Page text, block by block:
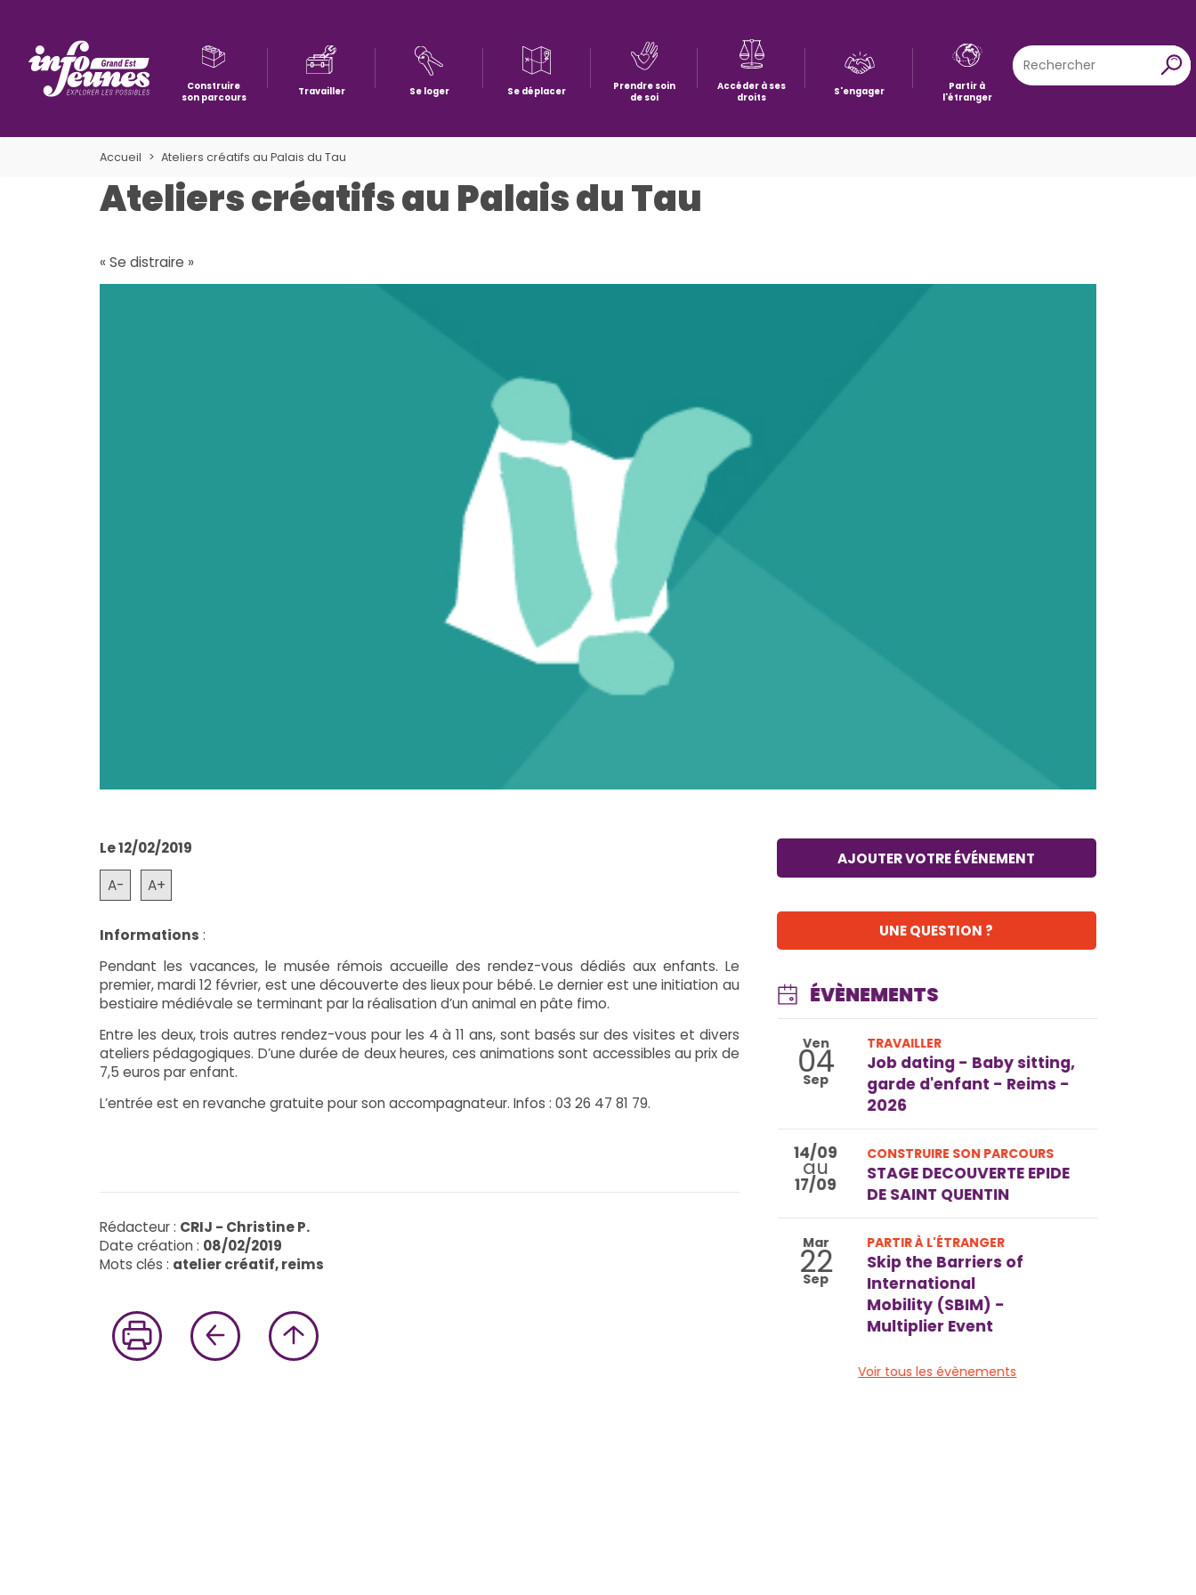
Construire
son parcours
Travailler Se loger Se déplacer
Prendre soin
de soi
Accéder à ses
droits
S'engager
Partir à
l'étranger
Rechercher
X
Accueil Ateliers créatifs au Palais du Tau
Ateliers créatifs au Palais du Tau
« Se distraire »
Le 12/02/2019
A-
A+
Informations :
Pendant les vacances, le musée rémois accueille des rendez-vous dédiés aux enfants. Le
premier, mardi 12 février, est une découverte des lieux pour bébé. Le dernier est une initiation au
bestiaire médiévale se terminant par la réalisation d’un animal en pâte fimo.
Entre les deux, trois autres rendez-vous pour les 4 à 11 ans, sont basés sur des visites et divers
ateliers pédagogiques. D’une durée de deux heures, ces animations sont accessibles au prix de
7,5 euros par enfant.
L’entrée est en revanche gratuite pour son accompagnateur. Infos : 03 26 47 81 79.
Rédacteur : CRIJ - Christine P.
Date création : 08/02/2019
Mots clés : atelier créatif, reims
AJOUTER VOTRE ÉVÉNEMENT
UNE QUESTION ?
ÉVÈNEMENTS
Ven
04
Sep
TRAVAILLER
Job dating - Baby sitting,
garde d'enfant - Reims -
2026
14/09
au
17/09
CONSTRUIRE SON PARCOURS
STAGE DECOUVERTE EPIDE
DE SAINT QUENTIN
Mar
22
Sep
PARTIR À L'ÉTRANGER
Skip the Barriers of
International
Mobility (SBIM) -
Multiplier Event
Voir tous les évènements